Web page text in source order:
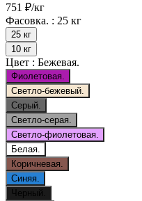
751 ₽/кг
Фасовка. : 25 кг
25 кг
10 кг
Цвет : Бежевая.
Фиолетовая.
Светло-бежевый.
Серый.
Светло-серая.
Светло-фиолетовая.
Белая.
Коричневая.
Синяя.
Черный.